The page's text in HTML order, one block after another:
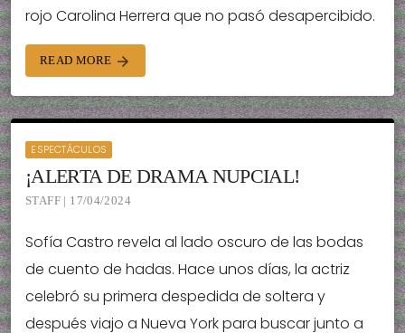
rojo Carolina Herrera que no pasó desapercibido.
READ MORE arrow_forward
ESPECTÁCULOS
¡ALERTA DE DRAMA NUPCIAL!
STAFF | 17/04/2024
Sofía Castro revela al lado oscuro de las bodas
de cuento de hadas. Hace unos días, la actriz
celebró su primera despedida de soltera y
después viajo a Nueva York para buscar junto a